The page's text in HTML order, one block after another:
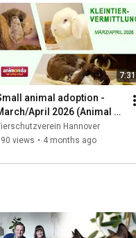
7:31
animal adoption -
April 2026 (Animal
Hannover TV)
Hannover
views • 4 months ago